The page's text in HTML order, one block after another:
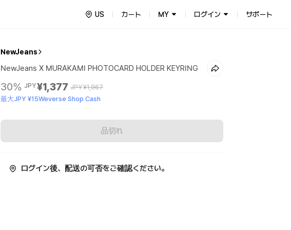
US カート MY ログイン サポート
NewJeans
NewJeans X MURAKAMI PHOTOCARD HOLDER KEYRING
30% JPY¥1,377 JPY¥1,967
最大JPY ¥15Weverse Shop Cash
品切れ
ログイン後、配送の可否をご確認ください。